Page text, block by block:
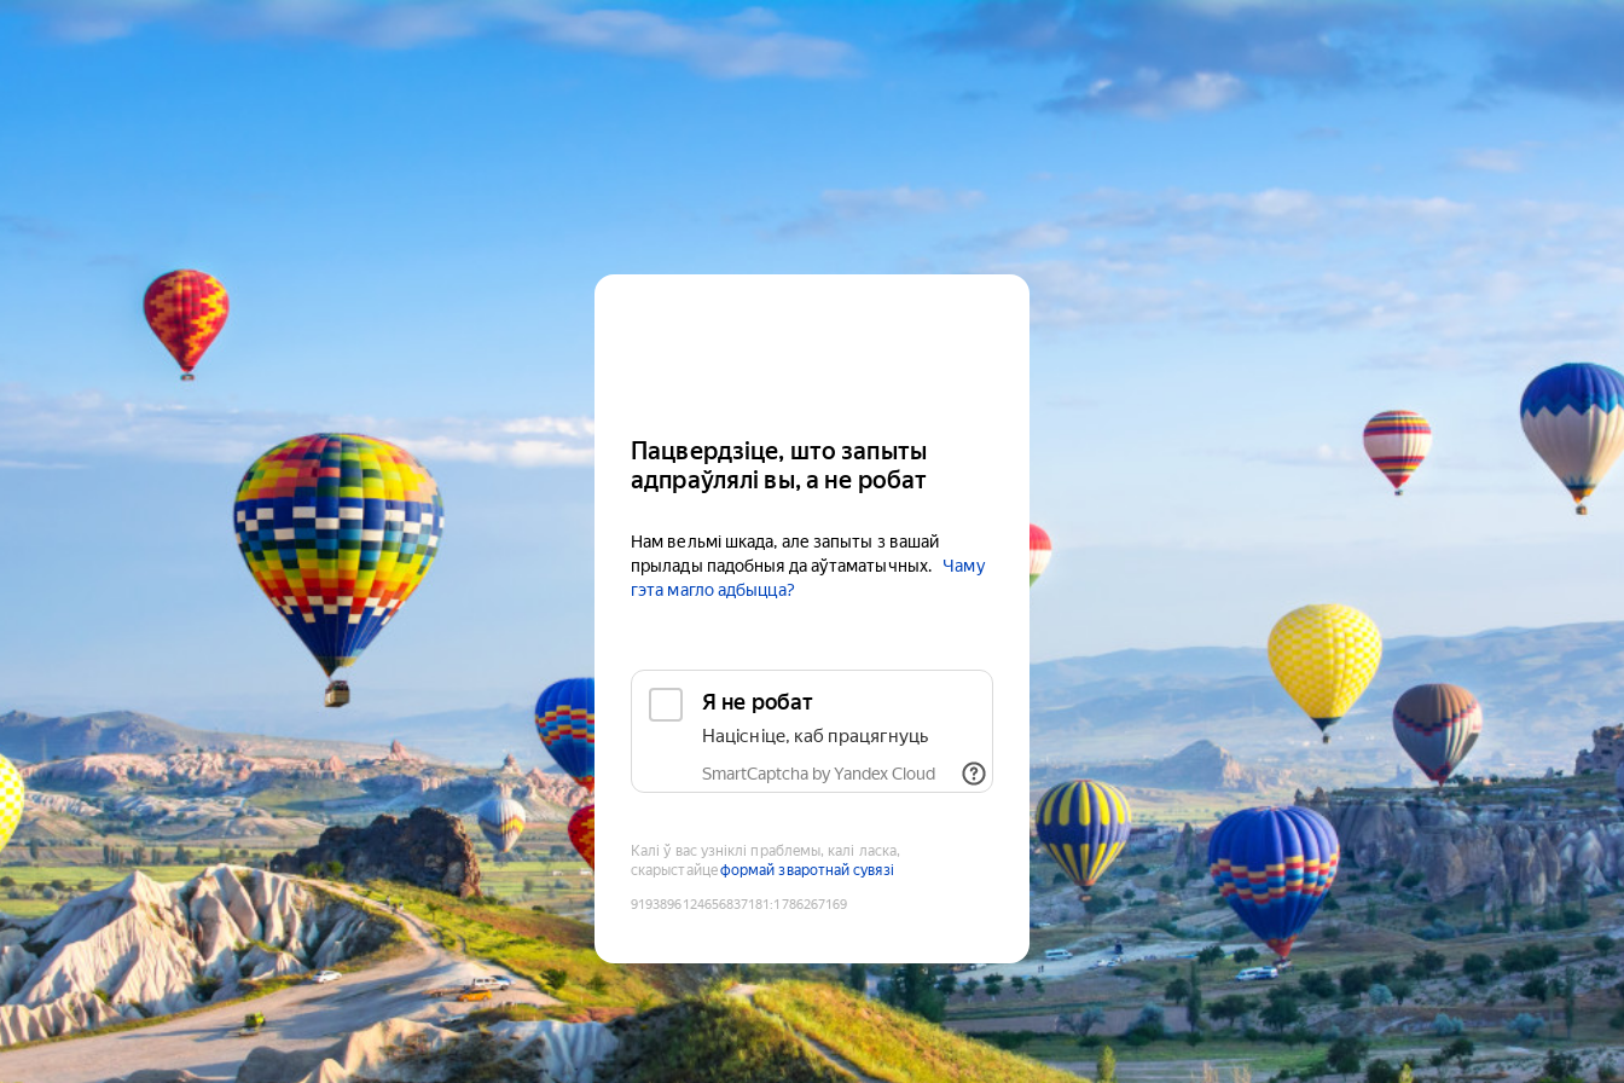
Пацвердзіце, што запыты
адпраўлялі вы, а не робат
Нам вельмі шкада, але запыты з вашай
прылады падобныя да аўтаматычных.
Чаму
гэта магло адбыцца?
Я не робат
Націсніце, каб працягнуць
SmartCaptcha by Yandex Cloud
Калі ў вас узніклі праблемы, калі ласка,
скарыстайцеформай зваротнай сувязі
9193896124656837181 :1786267169